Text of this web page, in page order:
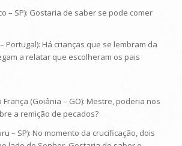
– SP): Gostaria de saber se pode comer
Portugal): Há crianças que se lembram da
a relatar que escolheram os pais
França (Goiânia – GO): Mestre, poderia nos
a remição de pecados?
– SP): No momento da crucificação, dois